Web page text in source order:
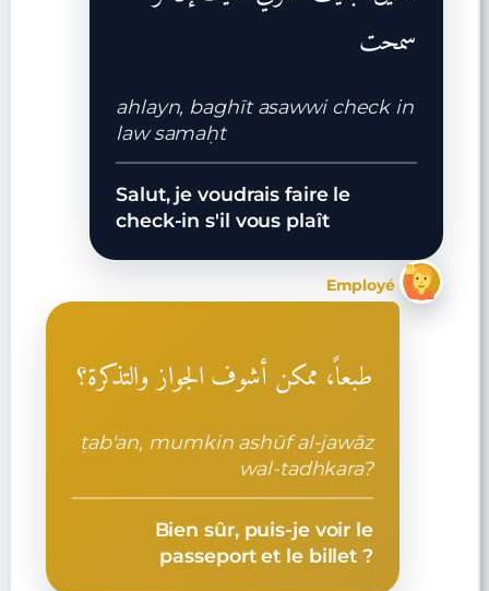
سمحت
ahlayn, baghīt asawwi check in
law samaḥt
Salut, je voudrais faire le
check-in s'il vous plaît
Employé
طبعاً، ممكن أشوف الجواز والتذكرة؟
ṭab'an, mumkin ashūf al-jawāz
wal-tadhkara?
Bien sûr, puis-je voir le
passeport et le billet ?